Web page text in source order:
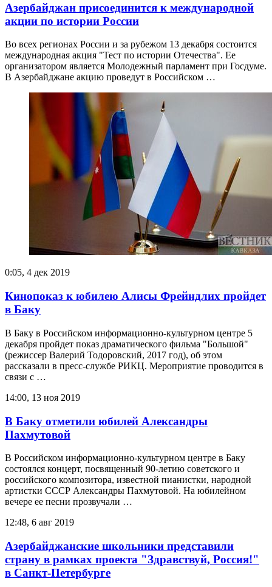
Азербайджан присоединится к международной
акции по истории России
Во всех регионах России и за рубежом 13 декабря состоится
международная акция "Тест по истории Отечества". Ее
организатором является Молодежный парламент при Госдуме.
В Азербайджане акцию проведут в Российском …
0:05, 4 дек 2019
Кинопоказ к юбилею Алисы Фрейндлих пройдет
в Баку
В Баку в Российском информационно-культурном центре 5
декабря пройдет показ драматического фильма "Большой"
(режиссер Валерий Тодоровский, 2017 год), об этом
рассказали в пресс-службе РИКЦ. Мероприятие проводится в
связи с …
14:00, 13 ноя 2019
В Баку отметили юбилей Александры
Пахмутовой
В Российском информационно-культурном центре в Баку
состоялся концерт, посвященный 90-летию советского и
российского композитора, известной пианистки, народной
артистки СССР Александры Пахмутовой. На юбилейном
вечере ее песни прозвучали …
12:48, 6 авг 2019
Азербайджанские школьники представили
страну в рамках проекта "Здравствуй, Россия!"
в Санкт-Петербурге